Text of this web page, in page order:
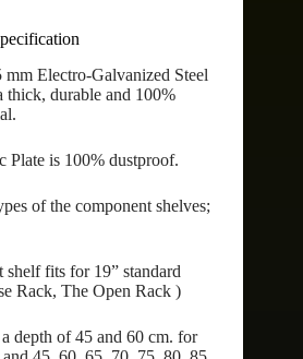
mm Electro-Galvanized Steel
thick, durable and 100%
Plate is 100% dustproof.
of the component shelves;
shelf fits for 19” standard
Rack, The Open Rack )
depth of 45 and 60 cm. for